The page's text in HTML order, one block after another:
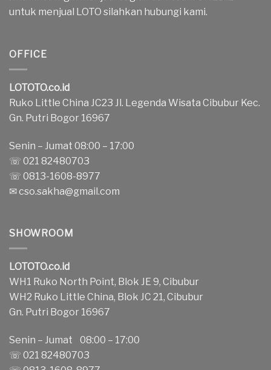
untuk menjual LOTO silahkan hubungi kami.
OFFICE
LOTOTO.co.id
Ruko Little China JC23 Jl. Legenda Wisata Cibubur Kec.
Gn. Putri Bogor 16967
Senin – Jumat 08:00 – 17:00
☏ 021 82480703
☏ 0813-1608-8977
✉cso.sakha@gmail.com
SHOWROOM
LOTOTO.co.id
WH1 Ruko North Point, Blok JE 9, Cibubur
WH2 Ruko Little China, Blok JC 21, Cibubur
Gn. Putri Bogor 16967
Senin – Jumat 08:00 – 17:00
☏ 021 82480703